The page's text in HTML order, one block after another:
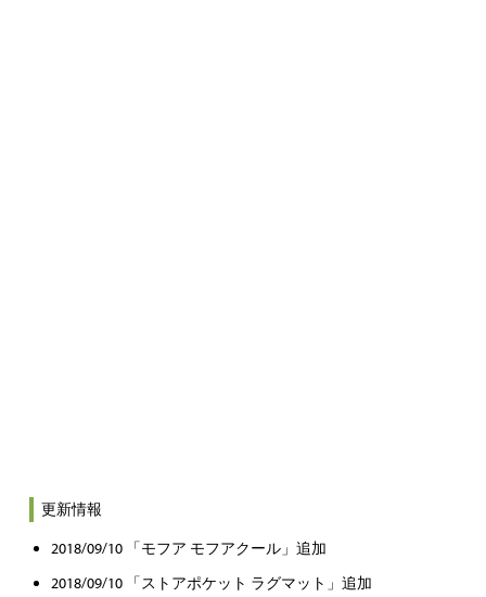
更新情報
2018/09/10 「モフア モフアクール」追加
2018/09/10 「ストアポケット ラグマット」追加